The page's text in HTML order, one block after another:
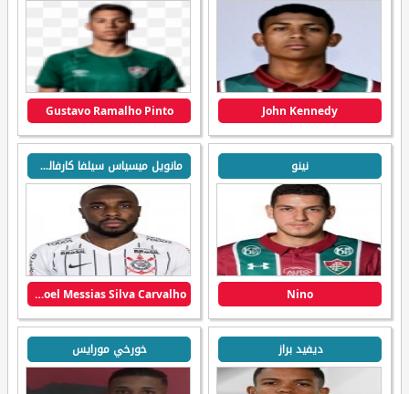
John Kennedy
Gustavo Ramalho Pinto
نينو
Nino
مانويل ميسياس سيلفا كارفالهو
Manoel Messias Silva Carvalho
ديفيد براز خورخي مورايس